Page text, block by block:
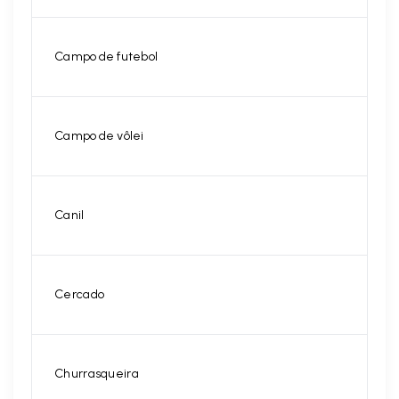
Campo de futebol
Campo de vôlei
Canil
Cercado
Churrasqueira